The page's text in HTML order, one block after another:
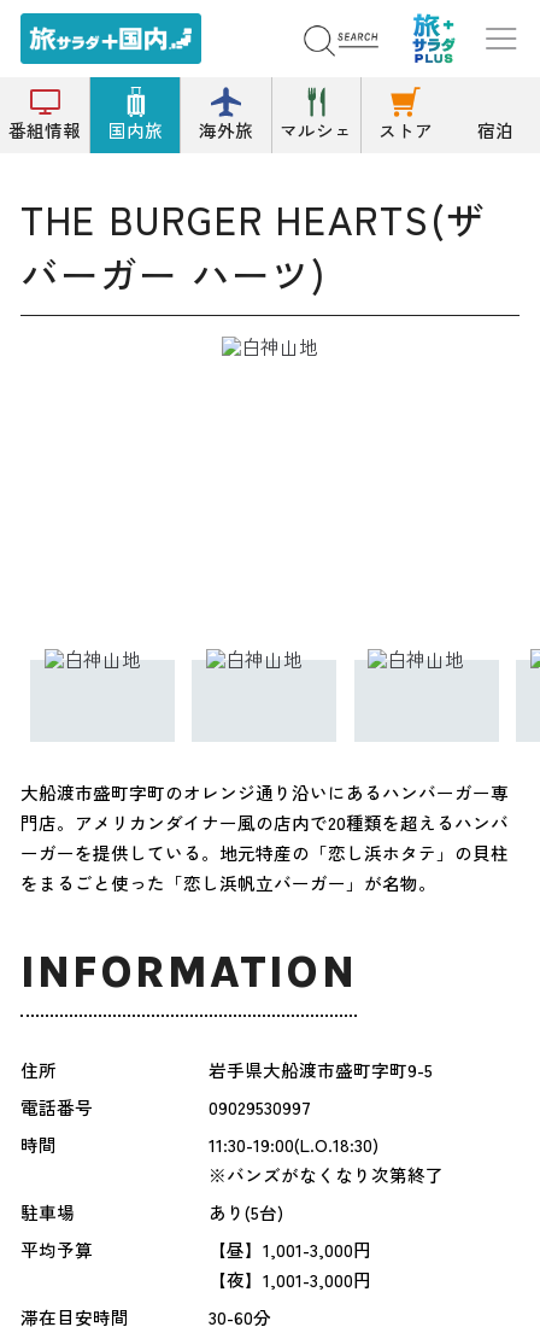
番組情報 国内旅 海外旅 マルシェ ストア 宿泊
トップ
ハンバーガー
THE BURGER HEARTS(ザ バーガー ハーツ)
THE BURGER HEARTS(ザ
バーガー ハーツ)
大船渡市盛町字町のオレンジ通り沿いにあるハンバーガー専
門店。アメリカンダイナー風の店内で20種類を超えるハンバ
ーガーを提供している。地元特産の「恋し浜ホタテ」の貝柱
をまるごと使った「恋し浜帆立バーガー」が名物。
INFORMATION
住所
岩手県大船渡市盛町字町9-5
電話番号
09029530997
時間
11:30-19:00(L.O.18:30)
※バンズがなくなり次第終了
駐車場
あり(5台)
平均予算
【昼】1,001-3,000円
【夜】1,001-3,000円
滞在目安時間
30-60分